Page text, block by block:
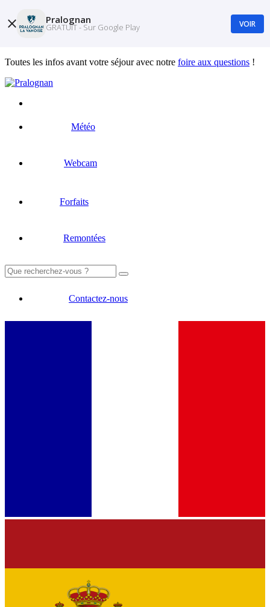
Toutes les infos avant votre séjour avec notre foire aux questions !
Météo
Webcam
Forfaits
Remontées
Rechercher :
Contactez-nous
Pralognan
GRATUIT - Sur Google Play VOIR